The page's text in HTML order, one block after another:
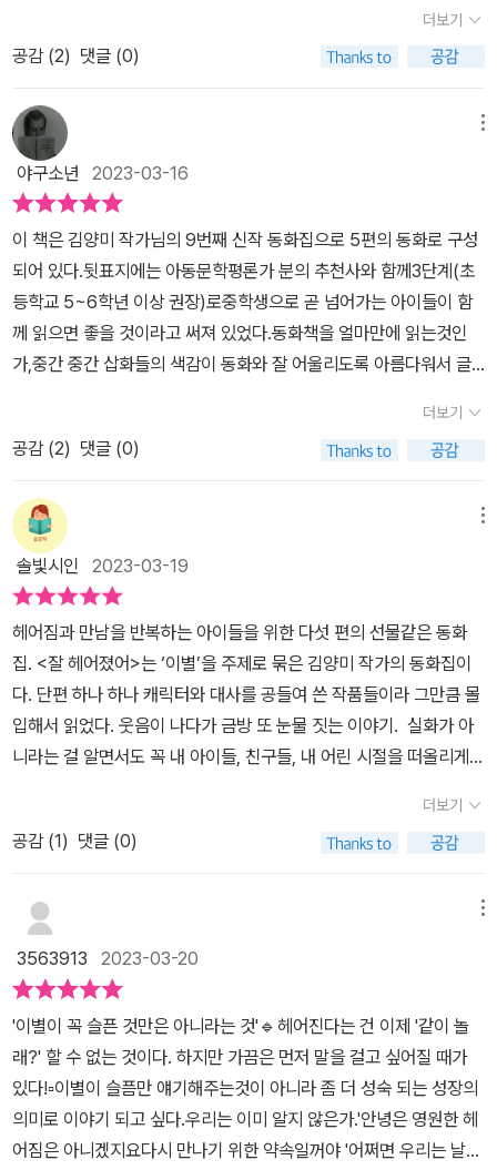
통과」개인적으로 이 동화집에서 가장 핵심적이며 인상 깊은 문장을
뽑으라면, 나는 78페이지에 실린 위의 대목을 말하고 싶다.친구와의
이별(「잘 헤어졌어」), 할머니와의 이별(「그럴 수도 있지, 통과」), 오랜
추억이 어린 내가 살던 집과의 이별(「상태 씨와 이사」) 등... 각 이야기
들이 여러 이별을 다루고 있지만, 결국은 그로 인해 가능한 새로운 시
작과 만남에 대해 이야기하고 있다는 인상을 받았기 때문이다.누구에
게나 이별은 슬프다. 어쩌면 어떤 순간에는 아이보다 어른에게 더욱
감당하기 힘든 것이 이별인지도 모른다. 알면 알수록 더 무겁고 아픈
게 이별이니까.하지만 『잘 헤어졌어』라는 동화집에서 이야기하고 있
는 ‘이별’은 마냥 슬픔에 잠기지 않는다. 그 슬픔을 충분히 느끼고 자
각하되, 결국은 이별과 그로 인한 슬픔까지 받아들이고 그다음에 있
는 무언가를 향해 나아가는 것을 보여준다. 그러한 과정에 대한 이야
읽는 내내 좋은 동화라는 생각이 들었다. 넘어진 아이에게, 그래서 의
기소침해진 아이에게, 다시 걷는 법을 알려주는 것 같았으니까. 삶이
란 것은 결국 그런 것 같다. 언제나 끝이 오는 동시에, 슬픔과 기쁨이
끝없이 찾아오는 것. 그러니 언젠가는 다시 일어나 씩씩하게 나아가
야 하는 것.그렇다고 슬픔을 극복하고 이겨내야 한다고 말하기보다,
충분히 느끼고 받아들인 후에야 새로 시작할 힘과 용기가 생기기도
한다는 걸 이야기해줘서 고마웠다. 마음과 관련된 성장은 어떤 식으
로든‘억지로’해서는 이루어지지 않는 것 같기 때문이다. 조금은 느리
더라도, 자연스럽게 인식하고 당사자 스스로 받아들일 시간이 필요하
다.그런 의미에서『잘 헤어졌어』는 어린이들에게 성숙하고도 좋은 동
화가 되어줄 것 같다.* 문학과 지성사에서 책을 제공 받아 작성한 서
평입니다.
던 할머니와 헤어진 것이다. 그리고 지금의 할머니와 새로 만났다.『그
럴 수도 있지, 통과』_P.101“내가 모를 줄 알아? 아침에 깨울 때도 나
이한텐 ’어이구, 우리 왕자님, 잠 안 깨서 어쩌나?‘ 왕자는 무슨. 그럼
엄마가 왕비란 말예요?”『누가 토요일을 훔쳐 갔다』_P.152“아빠가
그렇게 해도 그냥 넘어가고, 넘어가고…… 아빠가 그렇게 된 데는 엄
마 책임도 있을 것 같아.“『잘 헤어졌어』_P.190만약 아빠가 낡은 의자
를 버리지 않는다고 화를 내던 그날 ”이 의자는 할아버지가 내 방에
들어오면 앉아 계셨던 거라 그래요“라고 솔직히 말했다면 엄마와 아
빠, 누나가 바로 내 마음을 이해해 주었을까?이해받을 수 있다고 해
도 그 말은 하고 싶지 않았다. 우리 가족은 나이도 생김새도 성격도 각
각 다르지만, 할아버지를 좋아하는 마음의 양은 얼추 비슷했으니까.
보고, 아빠는 냉장고에서 뭔가를 꺼내는 척했을 테니까.『상태 씨와 이
사』✦ 문학과지성사에서 책을 받았습니다
는 자신의 솔직하고도 내밀한 감정을 마주해 나간다. 상대의 어렴풋
하나 분명했던 마음을 마주해 나간다. 지나간 시간을 자신의 방식대
로 천천히 돌아본다. 지나친 마음을 상대의 방식대로 찬찬히 돌아본
다. 그리하여 그 누구도 붙잡거나 붙잡히지 않는 이별의 시점을, 나
를 나로 그리고 너를 너로 두는 이별의 기점을 ‘함께’ 넘어선다. 하나
의 관계를 ‘잘 떠나보내는’ 시간은 또 다른 관계를 ‘잘 시작하는’ 기회
가 되어간다. 나의 한계이자 정체성을 말하는 나의 문장과 너의 한계
이자 정체성을 말하는 너의 문장이 우리 관계의 ‘전제’가 된다
면, 그 어떤 관계라도 튼튼하게 이어가고 씩씩하게 떠나보낼 수 있음
을 배워나가며. 📚p.155 / 이제 나도 네 마음을 먼저 물어보는 친구
가 되어 보고 싶어. (그치만 너 나 알지? 늘 그럴 수는 없을 거야.) 누
군가 또는 무언가와 맺은 관계를 소중히 여기는 어린이의 마음.너
와 나 모두가 닳아가는 ‘닮음’을 요구하는 관계가 아닌, 너와 나 서로
를 알아가는 ‘다름’을 지키는 관계를 체득해 나가는 어린이의 용기.물
과 뒤 어느 쪽에도 매몰되지 않으려 애쓰는 어린이의 노력. 관계의 지
난함을 매일 경험하며 살아가는 모든 어린이의 마음에 다정히 가닿
을 섬세한 문장들이 가득 담긴 ⟪잘 헤어졌어⟫. 수많은 갈래의 관계 안
팎에서 고민하는 어린이들에게 (그리고 여전히 관계의 시작과 과정
과 끝이 어려운 어른들에게도) 비밀 친구 ‘알도’가 되어줄 한 권의 동
화집 앞에서, “잘 헤어졌어”라고 말하고픈 내 어떤 관계를 떠올린
다. 이별한 지 한참이 지났으나 여전히 제대로 이별하지 못 한 누군가
와 무언가를. *문학과지성사로부터 도서를 제공받았습니다.
더보기
공감 (2) 댓글 (0)
야구소년 2023-03-16
이 책은 김양미 작가님의 9번째 신작 동화집으로 5편의 동화로 구성
되어 있다.뒷표지에는 아동문학평론가 분의 추천사와 함께3단계(초
등학교 5~6학년 이상 권장)로중학생으로 곧 넘어가는 아이들이 함
께 읽으면 좋을 것이라고 써져 있었다.동화책을 얼마만에 읽는것인
가,중간 중간 삽화들의 색감이 동화와 잘 어울리도록 아름다워서 글
동화. 글씨 크기가 다소 커서 읽기가 수월했다. 6살, 4살 조카들이 더
크면 같이 읽고, 읽어주고 싶었다.*첫번째 이야기 - 내 친구의 눈색각
이상의 불편함을 가진 공석찬이라는 친구.놀리는 친구를 대신해 나섰
다가 휘말린 친구 진오.섣불리 도와주는 것보다 그 사람이 원하는 게
무엇일까먼저 살피는 태도와 배려에 대해서 생각해 보게 하는 이야기
였다.나중에 캠프가서자신의 나무를 찾아 그 곳에서(800년된 비자
나무 아래)뒤늦은 속내를 나누며 사과를 하는데비슷한 것을 찾아 좋
아하는 것이 아닌,다름을 서로 인정했을때 그 관계의 향기가 짙어지
는 것 같다.서로 불편하거나 부족한 부분을 채워주는 건강한 관계를
뿌리부터 단단하게 하기 위해서는 서로의 그러한 시간들이충분히 필
요한게 아닐까, 그런 부분들을 유년시절의친구들과의 우정을 통해서
느낄 수 있는 이야기였다.*두번째 이야기 - 그럴 수도 있지, 통과제목
을 처음 보자마자영화모임의 한 친구를 떠올렸다.그 친구가 으레 하
는 말버릇이 '그럴 수도 있지, 암. 그럴 수도 있지...'였다. 영화를 보고
는 할머니와 손자의 이야기가 나온다.새 박사인 할머니는 시간이 지
날수록아이는 아이가 알던 할머니가 아닌 지금의 할머니와 새로 만나
곤 한다.할머니는 불안할때면 웃곤 하던 손자의 습관도 알고 있고금
고의 비밀번호를 잠깐씩 잊어버리는 거라 생각하니(p.69)거실에서
낮잠자다 깬 것처럼(p.75)낯설어진다. 아빠는 겁쟁이처럼 더 심해지
면 요양원에 보내드릴까 고민 중이다.그렇게 기억을 잃어가셔도'고슴
도치도 제 새끼는 함함하다고 한다'(p.82)손자를 생각하지만늘 대답
은 '몰라, 그럴 수도 있지, 통과' 를 외치면서 따뜻하게 이야기가 끝난
더보기
공감 (2) 댓글 (0)
솔빛시인 2023-03-19
헤어짐과 만남을 반복하는 아이들을 위한 다섯 편의 선물같은 동화
집. <잘 헤어졌어>는 ‘이별’을 주제로 묶은 김양미 작가의 동화집이
다. 단편 하나 하나 캐릭터와 대사를 공들여 쓴 작품들이라 그만큼 몰
입해서 읽었다. 웃음이 나다가 금방 또 눈물 짓는 이야기. 실화가 아
니라는 걸 알면서도 꼭 내 아이들, 친구들, 내 어린 시절을 떠올리게
쓰셨을까. 감탄하다가. 그래 그런거지 고개를 끄덕이다가. 마음 깊이
발자국을 남기는 책이었다. 표제작인 <잘 헤어졌어>를 읽으며, 난 열
두살 때 일을 떠올렸다. 지금도 부모님이 살고 계신 동네는 시골인데,
90년대 초반, 큰 중학교를 보내겠다고 주소지를 바꿔 초등학교 전학
법을 어기는 것 보다 친구들과 헤어지는 게 싫었다. 그 친구들과 지금
은 연락하지 않는데, 그땐 세상 무너지는 거 같았다. 친구들 없는 다른
학교를 다니는 건 생각할 수 없는 일이었다. <잘 헤어졌어>에는 아진
과 민채라는 두 친구가 나온다. 둘이 더 이상 친구가 아니라고 생각했
을 때 아진이가 이사 간다는 소식에 민채는 맘이 어지럽다. 우린 헤어
졌으니 아는 체 안 하지만 그래도 다른 지역으로 가는 건… 민채는 어
지러운 마음을 편지로 적어 보낸다.민채를 보며 내 어린 시절을 떠올
더보기
공감 (1) 댓글 (0)
3563913 2023-03-20
'이별이 꼭 슬픈 것만은 아니라는 것'🔹️헤어진다는 건 이제 '같이 놀
래?' 할 수 없는 것이다. 하지만 가끔은 먼저 말을 걸고 싶어질 때가
있다!▫️이별이 슬픔만 얘기해주는것이 아니라 좀 더 성숙 되는 성장의
의미로 이야기 되고 싶다.우리는 이미 알지 않은가.'안녕은 영원한 헤
어짐은 아니겠지요다시 만나기 위한 약속일꺼야 '어쩌면 우리는 날마